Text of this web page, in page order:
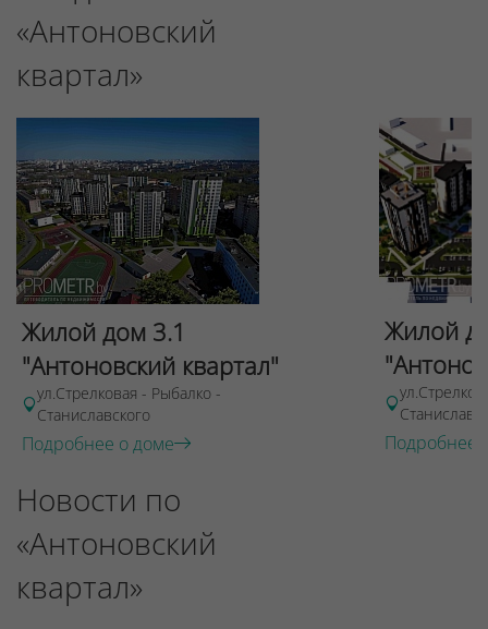
«Антоновский
квартал»
Жилой дом 3.1
"Антоновский квартал"
ул.Стрелковая - Рыбалко -
Станиславского
Подробнее о доме
Жилой
Подробнее
Новости по
«Антоновский
квартал»